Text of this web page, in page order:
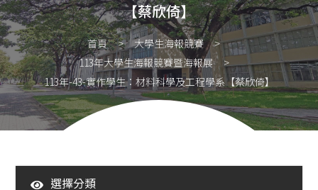
大學生海報競賽
成大創新創業
聯絡我們
【蔡欣倚】
首頁
大學生海報競賽
113年大學生海報競賽暨海報展
113年-43-實作學生：材料科學及工程學系【蔡欣倚】
選擇分類